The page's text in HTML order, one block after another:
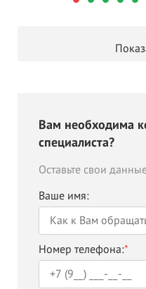
Вам необходима
специалиста?
Оставьте свои
Ваше имя:
Номер телефона:*